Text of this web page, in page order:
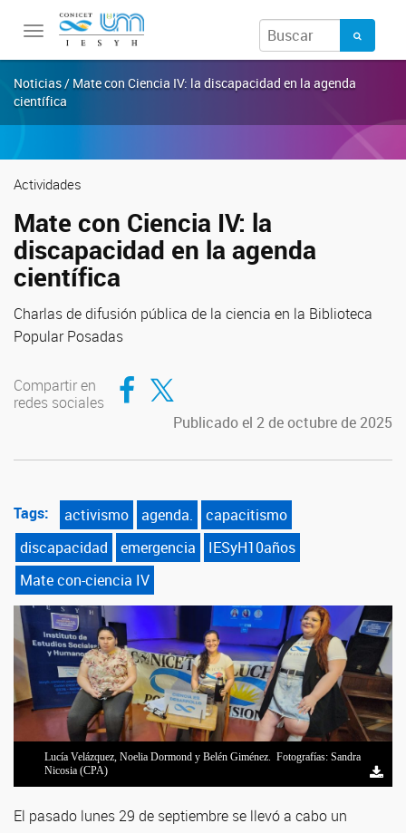
Toggle
Noticias / Mate con Ciencia IV: la discapacidad en la agenda
científica
Actividades
Mate con Ciencia IV: la
discapacidad en la agenda
científica
Charlas de difusión pública de la ciencia en la Biblioteca
Popular Posadas
Compartir en
redes sociales
Compartir en Facebook
Compartir en Twitter
Publicado el 2 de octubre de 2025
Tags: activismo agenda.
capacitismo
discapacidad
emergencia
IESyH10años
Mate con-ciencia IV
Lucía Velázquez, Noelia Dormond y Belén Giménez. Fotografías: Sandra
Nicosia (CPA)
El pasado lunes 29 de septiembre se llevó a cabo un